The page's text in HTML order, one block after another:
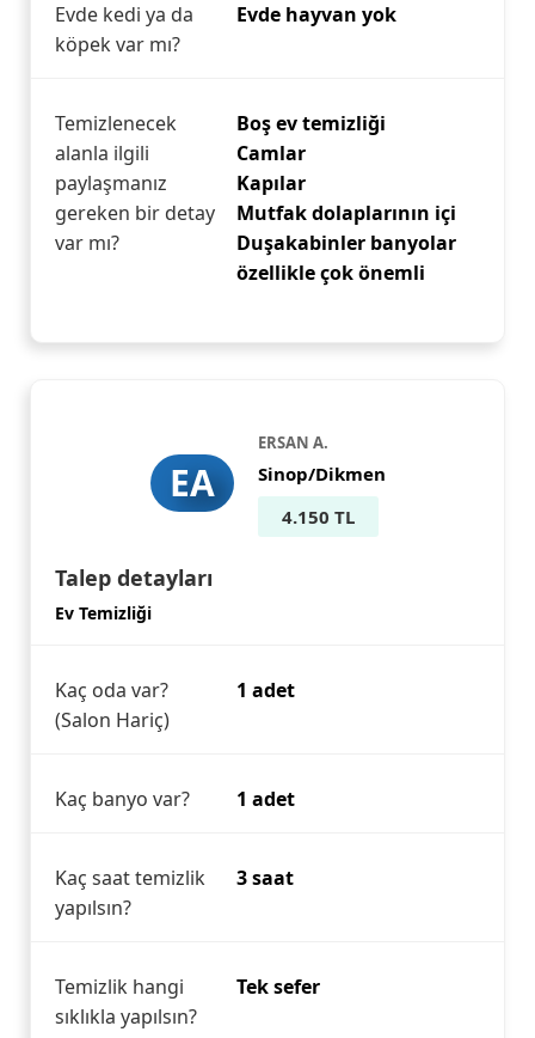
Evde kedi ya da
köpek var mı?
Evde hayvan yok
Temizlenecek
alanla ilgili
paylaşmanız
gereken bir detay
var mı?
Boş ev temizliği
Camlar
Kapılar
Mutfak dolaplarının içi
Duşakabinler banyolar
özellikle çok önemli
EA
ERSAN A.
Sinop/Dikmen
4.150 TL
Talep detayları
Ev Temizliği
Kaç oda var?
(Salon Hariç)
1 adet
Kaç banyo var? 1 adet
Kaç saat temizlik
yapılsın?
3 saat
Temizlik hangi
sıklıkla yapılsın?
Tek sefer